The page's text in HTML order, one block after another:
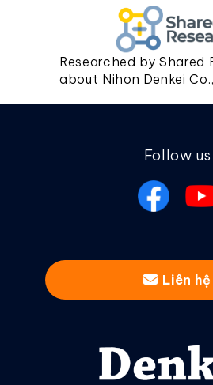
Researched by Shared
about Nihon Denkei
Follow us
Liên hệ